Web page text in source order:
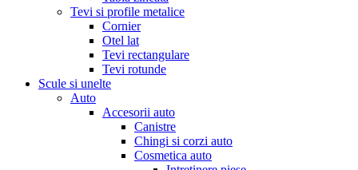
Tevi si profile metalice
Cornier
Otel lat
Tevi rectangulare
Tevi rotunde
Scule si unelte
Auto
Accesorii auto
Canistre
Chingi si corzi auto
Cosmetica auto